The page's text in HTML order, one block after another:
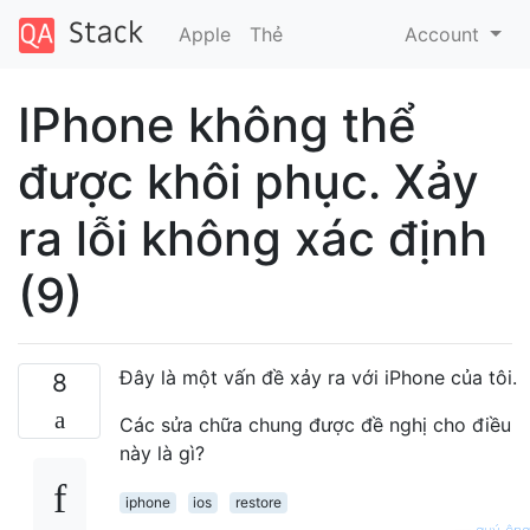
Apple Thẻ Account
IPhone không thể
được khôi phục. Xảy
ra lỗi không xác định
(9)
8
Đây là một vấn đề xảy ra với iPhone của tôi.
Các sửa chữa chung được đề nghị cho điều
này là gì?
iphone ios
restore